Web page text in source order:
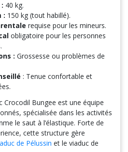
40 kg.
: 150 kg (tout habillé).
requise pour les mineurs.
obligatoire pour les personnes
: Grossesse ou problèmes de
: Tenue confortable et
Crocodil Bungee est une équipe
spécialisée dans les activités
le saut à l’élastique. Forte de
cette structure gère
de Pélussin et le viaduc de